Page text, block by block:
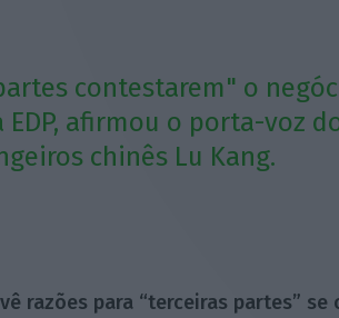
contestarem" o
EDP, afirmou o porta-voz
chinês Lu Kang.
razões para “terceiras partes” se